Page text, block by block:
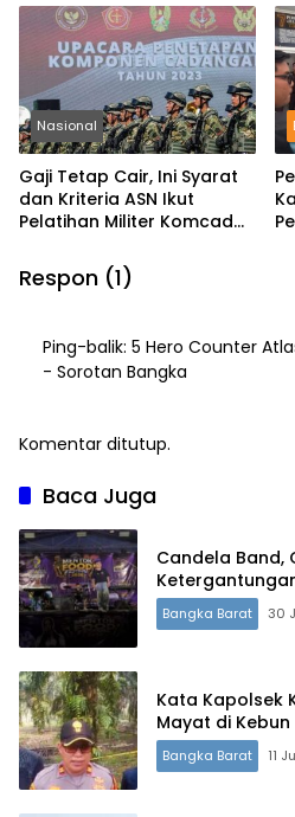
Nasional
Gaji Tetap Cair, Ini Syarat
dan Kriteria ASN Ikut
Pelatihan Militer Komcad
Respon (1)
Ping-balik: 5 Hero Counter
- Sorotan Bangka
Komentar ditutup.
Baca Juga
Candela Band,
Bangka Barat 30
Kata Kapolsek
Mayat di Kebun
Bangka Barat 11